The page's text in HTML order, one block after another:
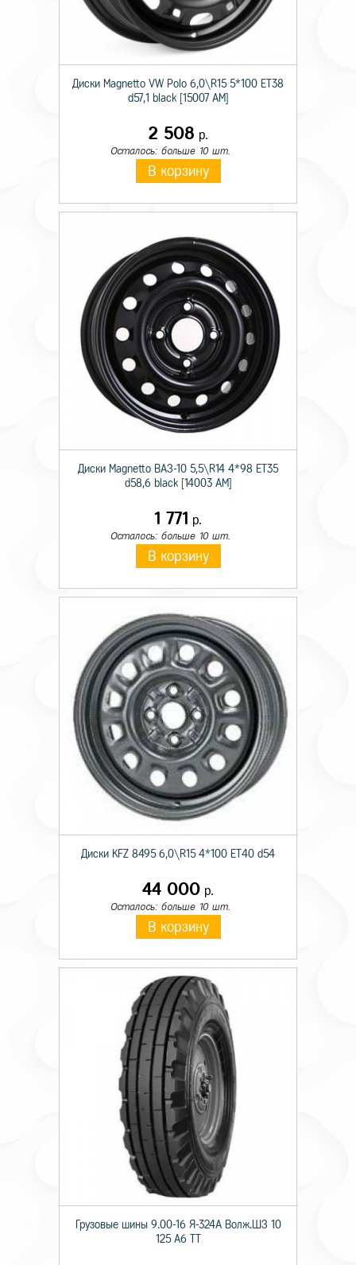
Диски Magnetto VW Polo 6,0\R15 5*100 ET38
d57,1 black [15007 AM]
2 508 р.
Осталось: больше 10 шт.
В корзину
Диски Magnetto ВАЗ-10 5,5\R14 4*98 ET35
d58,6 black [14003 AM]
1 771 р.
Осталось: больше 10 шт.
В корзину
Диски KFZ 8495 6,0\R15 4*100 ET40 d54
44 000 р.
Осталось: больше 10 шт.
В корзину
Грузовые шины 9.00-16 Я-324А Волж.ШЗ 10
125 A6 TT